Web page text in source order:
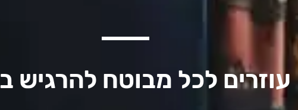
עוזרים לכל מבוטח להרגיש